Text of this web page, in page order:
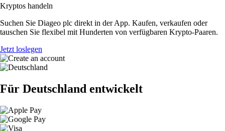
Kryptos handeln
Suchen Sie Diageo plc direkt in der App. Kaufen, verkaufen oder
tauschen Sie flexibel mit Hunderten von verfügbaren Krypto-Paaren.
Jetzt loslegen
Für Deutschland entwickelt